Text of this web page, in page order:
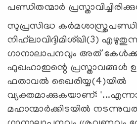
പണ്ഡിതന്മാര്‍
സുപ്രസിദ്ധ
നിഹ്‌ലാവിദ്ദിമിശ്ഖി(3)
ഗാനാലാപനവും അത്
ഫുഖഹാഇന്റെ പ്രസ്താവങ്ങള്‍
ഫതാവല്‍ ഖൈരിയ്യ(4)യില്‍
വ്യക്തമാക്കുകയാണ്:
മഹാന്മാര്‍ക്കിടയില്‍